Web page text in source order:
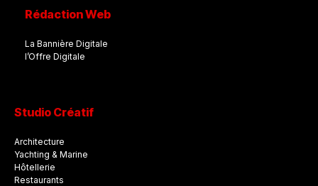
Rédaction Web
La Bannière Digitale
l’Offre Digitale
Studio Créatif
Architecture
Yachting & Marine
Hôtellerie
Restaurants